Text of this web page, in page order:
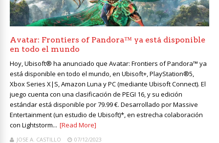
Avatar: Frontiers of Pandora™ ya está disponible
en todo el mundo
Hoy, Ubisoft® ha anunciado que Avatar: Frontiers of Pandora™ ya
está disponible en todo el mundo, en Ubisoft+, PlayStation®5,
Xbox Series X|S, Amazon Luna y PC (mediante Ubisoft Connect). El
juego cuenta con una clasificación de PEGI 16, y su edición
estándar está disponible por 79.99 €. Desarrollado por Massive
Entertainment (un estudio de Ubisoft)*, en estrecha colaboración
con Lightstorm... [Read More]
JOSE A. CASTILLO 07/12/2023